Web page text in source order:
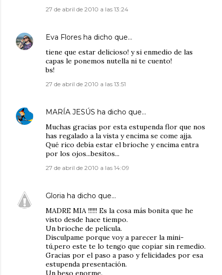
27 de abril de 2010 a las 13:24
Eva Flores ha dicho que…
tiene que estar delicioso! y si enmedio de las
capas le ponemos nutella ni te cuento!
bs!
27 de abril de 2010 a las 13:51
MARÍA JESÚS ha dicho que…
Muchas gracias por esta estupenda flor que nos
has regalado a la vista y encima se come ajja.
Qué rico debía estar el brioche y encima entra
por los ojos...besitos...
27 de abril de 2010 a las 14:09
Gloria ha dicho que…
MADRE MIA !!!!!! Es la cosa más bonita que he
visto desde hace tiempo.
Un brioche de película.
Disculpame porque voy a parecer la mini-
tú,pero este te lo tengo que copiar sin remedio.
Gracias por el paso a paso y felicidades por esa
estupenda presentación.
Un beso enorme.